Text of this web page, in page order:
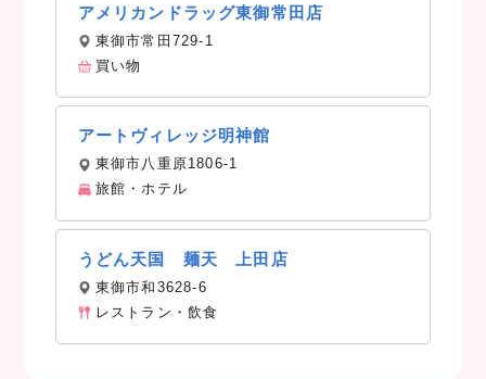
アメリカンドラッグ東御常田店
東御市常田729-1
買い物
アートヴィレッジ明神館
東御市八重原1806-1
旅館・ホテル
うどん天国 麺天 上田店
東御市和3628-6
レストラン・飲食